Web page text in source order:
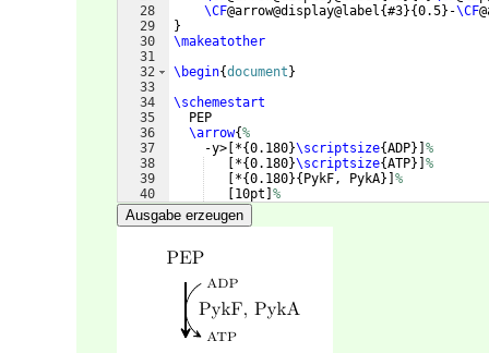
28
29
30
31
32
33
34
35
36
37
38
39
40
41
\CF@arrow@display@label{#3}{0.5} -\CF
}
\makeatother
\begin{document }
\schemestart
  PEP
\arrow{%
    -y>
*{0.180}\scriptsize{ADP}] %
*{0.180}\scriptsize{ATP}] %
*{0.180}{ PykF, PykA}] %
10pt %
}[-90,,thick
Ausgabe erzeugen